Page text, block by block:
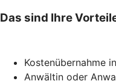
Das sind Ihre
Kostenübernahme
Anwältin oder